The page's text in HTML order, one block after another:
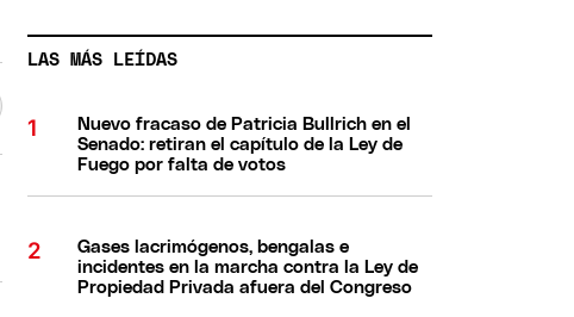
LAS MÁS LEÍDAS
Nuevo fracaso de Patricia Bullrich en el
Senado: retiran el capítulo de la Ley de
Fuego por falta de votos
Gases lacrimógenos, bengalas e
incidentes en la marcha contra la Ley de
Propiedad Privada afuera del Congreso